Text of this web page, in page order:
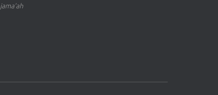
jama’ah